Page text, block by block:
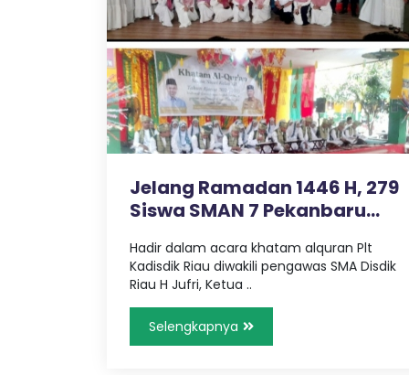
K
A
N
B
A
R
U
n
g
,
T
r
a
v
e
Jelang Ramadan 1446 H, 279
Siswa SMAN 7 Pekanbaru
Hadir dalam acara khatam alquran Plt
Kadisdik Riau diwakili pengawas SMA Disdik
Riau H Jufri, Ketua ..
Selengkapnya